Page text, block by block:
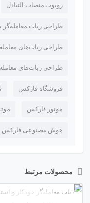
روبوت منصات التبادل
طراحی ربات معامله‌گر
طراحی ربات‌های
طراحی ربات‌های
فروشگاه فارکس
موتور فارکس
هوش مصنوعی فارکس
محصولات مرتبط